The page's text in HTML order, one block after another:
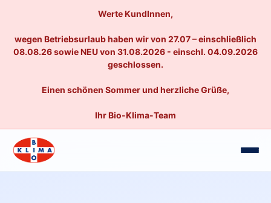
Werte KundInnen,
wegen Betriebsurlaub haben wir von 27.07 – einschließlich
08.08.26 sowie NEU von 31.08.2026 - einschl. 04.09.2026
geschlossen.
Einen schönen Sommer und herzliche Grüße,
Ihr Bio-Klima-Team